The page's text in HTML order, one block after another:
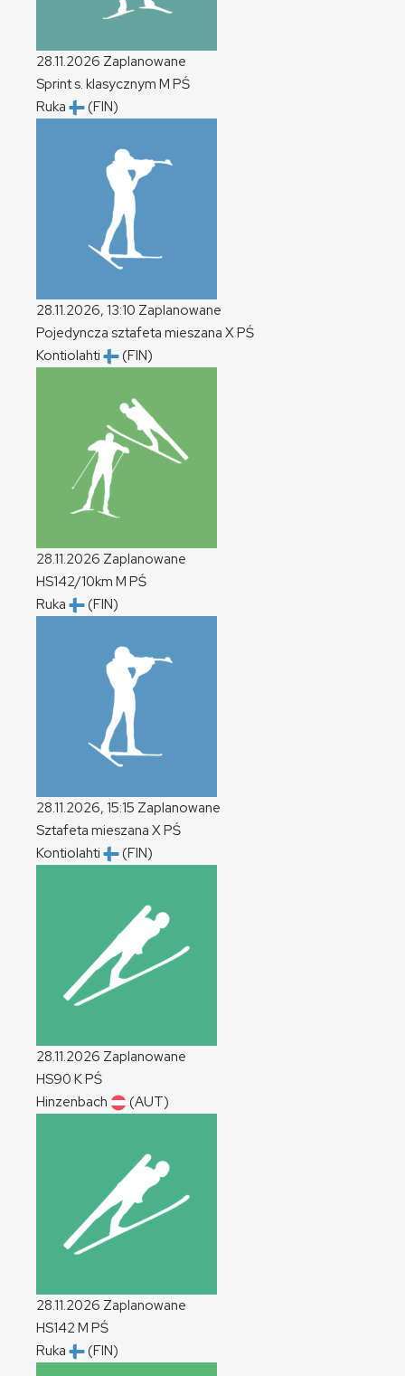
28.11.2026 Zaplanowane
Sprint s. klasycznym M PŚ
Ruka
(FIN)
28.11.2026, 13:10 Zaplanowane
Pojedyncza sztafeta mieszana XPŚ
Kontiolahti
(FIN)
28.11.2026 Zaplanowane
HS142/10km M PŚ
Ruka
(FIN)
28.11.2026, 15:15 Zaplanowane
Sztafeta mieszana XPŚ
Kontiolahti
(FIN)
28.11.2026 Zaplanowane
HS90 KPŚ
Hinzenbach
(AUT)
28.11.2026 Zaplanowane
HS142M PŚ
Ruka
(FIN)